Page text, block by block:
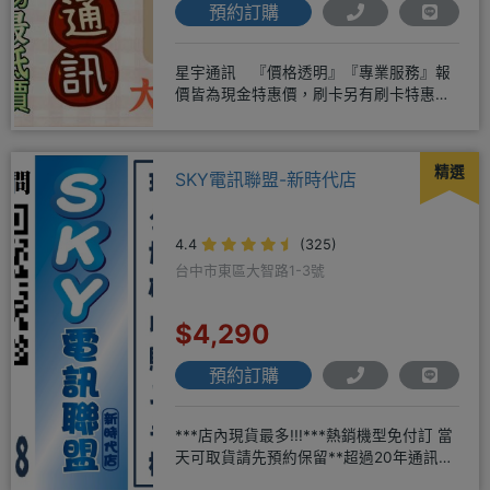
預約訂購
星宇通訊 『價格透明』『專業服務』報
價皆為現金特惠價，刷卡另有刷卡特惠價
精選
SKY電訊聯盟-新時代店
4.4
(325)
台中市東區大智路1-3號
$4,290
預約訂購
***店內現貨最多!!!***熱銷機型免付訂 當
天可取貨請先預約保留**超過20年通訊經